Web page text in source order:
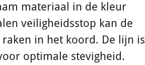
materiaal in de kleur
veiligheidsstop kan de
in het koord. De lijn is
optimale stevigheid.